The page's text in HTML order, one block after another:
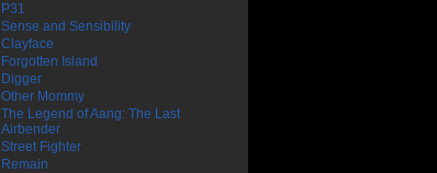
P31
Sense and Sensibility
Clayface
Forgotten Island
Digger
Other Mommy
The Legend of Aang: The Last
Airbender
Street Fighter
Remain